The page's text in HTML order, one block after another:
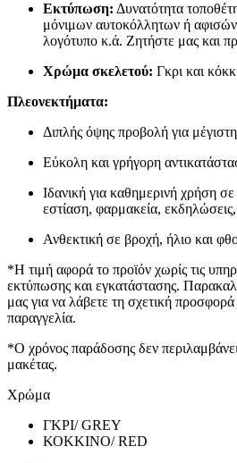
Εκτύπωση: Δυνατότητα
μόνιμων αυτοκόλλητων ή
λογότυπο κ.ά. Ζητήστε μας και
Χρώμα σκελετού: Γκρι και
Πλεονεκτήματα:
Διπλής όψης προβολή για
Εύκολη και γρήγορη
Ιδανική για καθημερινή χρήση
εστίαση, φαρμακεία,
Ανθεκτική σε βροχή, ήλιο και
*Η τιμή αφορά το προϊόν χωρίς τις
εκτύπωσης και εγκατάστασης.
μας για να λάβετε τη σχετική προσφορά
παραγγελία.
*Ο χρόνος παράδοσης δεν
μακέτας.
Χρώμα
ΓΚΡΙ/ GREY
ΚΟΚΚΙΝΟ/ RED